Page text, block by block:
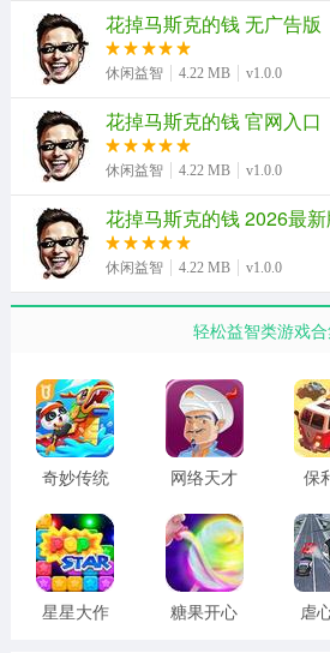
2、适配全年龄段不同兴趣玩家，覆
富概念感兴趣的各类人群轻松体验。
3、主打轻松解压的败家模拟体验
缚，沉浸式体验首富买买买的纯粹乐
4、全程无任何复杂操作门槛，点
额实时同步扣除，游玩过程丝滑流畅
花掉马斯克的钱游戏说明
1、支持全行业与在职人员升级，
为业务拓展增添更多挑战与增长空
2、融合财富积累与资源管理玩法，
稳步扩大自身经济优势与资产规模。
3、搭载多元化地产体系，不同地块
规划投资布局与资产升级策略。
4、新手局设计暗藏巧思，先用几笔
知资金消耗，再用批量购买维持余额
花掉马斯克的钱 无广告版
休闲益智 4.22 MB v1.0.0
花掉马斯克的钱 官网入口
休闲益智 4.22 MB v1.0.0
花掉马斯克的钱 2026最新
休闲益智 4.22 MB v1.0.0
轻松益智类游戏
奇妙传统
网络天才
版
保
星星大作
糖果开心
虐